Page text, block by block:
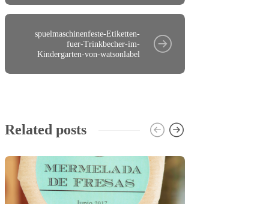
spuelmaschinenfeste-Etiketten-
fuer-Trinkbecher-im-
Kindergarten-von-watsonlabel
Related posts